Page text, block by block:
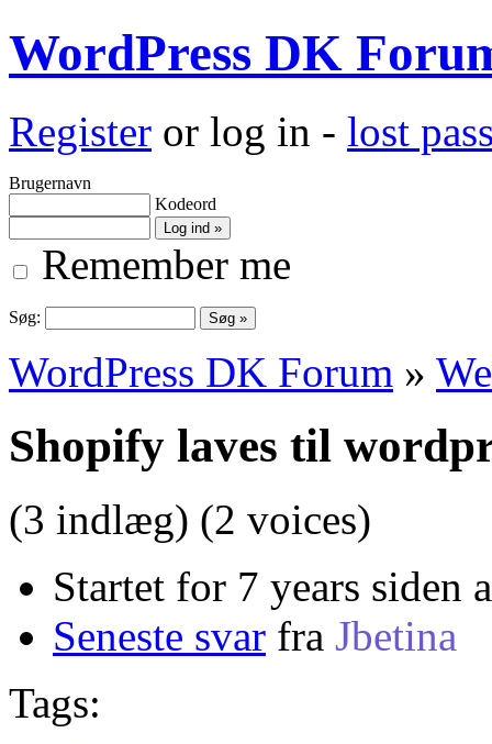
WordPress DK
Register or log in - lost
Brugernavn
Kodeord
Remember me
Søg:
WordPress DK Forum »
Shopify laves til
(3 indlæg) (2 voices)
Startet for 7 years siden
Seneste svar fra Jbetina
Tags: